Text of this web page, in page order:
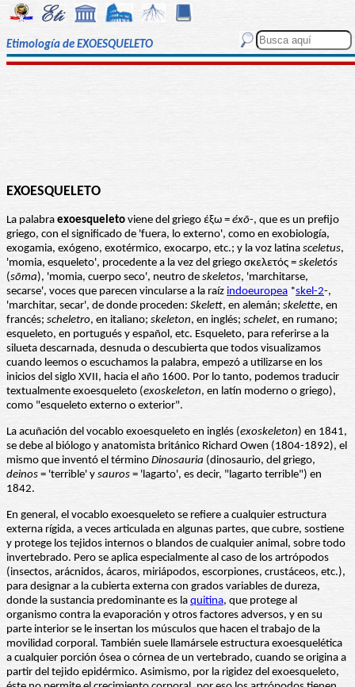
Etimología de EXOESQUELETO
EXOESQUELETO
La palabra exoesqueleto viene del griego έξω = éxō-, que es un prefijo
griego, con el significado de 'fuera, lo externo', como en exobiología,
exogamia, exógeno, exotérmico, exocarpo, etc.; y la voz latina sceletus,
'momia, esqueleto', procedente a la vez del griego σκελετός = skeletós
(sōma), 'momia, cuerpo seco', neutro de skeletos, 'marchitarse,
secarse', voces que parecen vincularse a la raíz indoeuropea *skel-2-,
'marchitar, secar', de donde proceden: Skelett, en alemán; skelette, en
francés; scheletro, en italiano; skeleton, en inglés; schelet, en rumano;
esqueleto, en portugués y español, etc. Esqueleto, para referirse a la
silueta descarnada, desnuda o descubierta que todos visualizamos
cuando leemos o escuchamos la palabra, empezó a utilizarse en los
inicios del siglo XVII, hacia el año 1600. Por lo tanto, podemos traducir
textualmente exoesqueleto (exoskeleton, en latín moderno o griego),
como "esqueleto externo o exterior".
La acuñación del vocablo exoesqueleto en inglés (exoskeleton) en 1841,
se debe al biólogo y anatomista británico Richard Owen (1804-1892), el
mismo que inventó el término Dinosauria (dinosaurio, del griego,
deinos = 'terrible' y sauros = 'lagarto', es decir, "lagarto terrible") en
1842.
En general, el vocablo exoesqueleto se refiere a cualquier estructura
externa rígida, a veces articulada en algunas partes, que cubre, sostiene
y protege los tejidos internos o blandos de cualquier animal, sobre todo
invertebrado. Pero se aplica especialmente al caso de los artrópodos
(insectos, arácnidos, ácaros, miriápodos, escorpiones, crustáceos, etc.),
para designar a la cubierta externa con grados variables de dureza,
donde la sustancia predominante es la quitina, que protege al
organismo contra la evaporación y otros factores adversos, y en su
parte interior se le insertan los músculos que hacen el trabajo de la
movilidad corporal. También suele llamársele estructura exoesquelética
a cualquier porción ósea o córnea de un vertebrado, cuando se origina a
partir del tejido epidérmico. Asimismo, por la rigidez del exoesqueleto,